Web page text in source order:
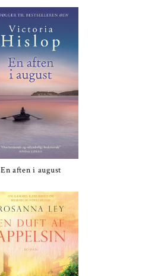
En aften i august